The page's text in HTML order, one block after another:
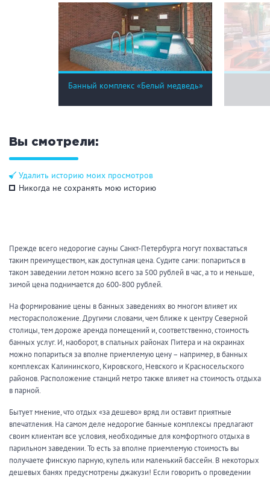
Банный комплекс «Белый медведь»
Вы смотрели:
Удалить историю моих просмотров
Никогда не сохранять мою историю
Прежде всего недорогие сауны Санкт-Петербурга могут похвастаться
таким преимуществом, как доступная цена. Судите сами: попариться в
таком заведении летом можно всего за 500 рублей в час, а то и меньше,
зимой цена поднимается до 600-800 рублей.
На формирование цены в банных заведениях во многом влияет их
месторасположение. Другими словами, чем ближе к центру Северной
столицы, тем дороже аренда помещений и, соответственно, стоимость
банных услуг. И, наоборот, в спальных районах Питера и на окраинах
можно попариться за вполне приемлемую цену – например, в банных
комплексах Калининского, Кировского, Невского и Красносельского
районов. Расположение станций метро также влияет на стоимость отдыха
в парной.
Бытует мнение, что отдых «за дешево» вряд ли оставит приятные
впечатления. На самом деле недорогие банные комплексы предлагают
своим клиентам все условия, необходимые для комфортного отдыха в
парильном заведении. То есть за вполне приемлемую стоимость вы
получаете финскую парную, купель или маленький бассейн. В некоторых
дешевых банях предусмотрены джакузи! Если говорить о проведении